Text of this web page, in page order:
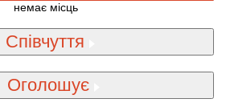
немає місць
Співчуття
Оголошує